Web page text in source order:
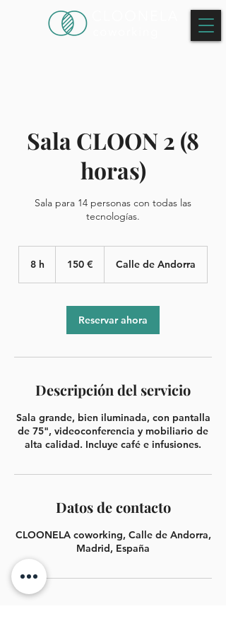
Sala CLOON 2 (8
horas)
Sala para 14 personas con todas las
tecnologías.
8 h 150 € Calle de Andorra
Reservar ahora
Descripción del servicio
Sala grande, bien iluminada, con pantalla
de 75", videoconferencia y mobiliario de
alta calidad. Incluye café e infusiones.
Datos de contacto
CLOONELA coworking, Calle de Andorra,
Madrid, España